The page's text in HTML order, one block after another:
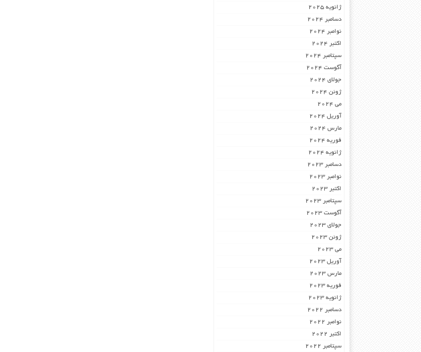
ژانویه 2025
دسامبر 2024
نوامبر 2024
اکتبر 2024
سپتامبر 2024
آگوست 2024
جولای 2024
ژوئن 2024
می 2024
آوریل 2024
مارس 2024
فوریه 2024
ژانویه 2024
دسامبر 2023
نوامبر 2023
اکتبر 2023
سپتامبر 2023
آگوست 2023
جولای 2023
ژوئن 2023
می 2023
آوریل 2023
مارس 2023
فوریه 2023
ژانویه 2023
دسامبر 2022
نوامبر 2022
اکتبر 2022
سپتامبر 2022